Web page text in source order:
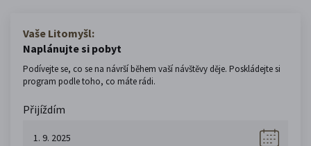
Vaše Litomyšl:
Naplánujte si pobyt
Podívejte se, co se na návrší během vaší návštěvy děje. Poskládejte si
program podle toho, co máte rádi.
Přijíždím